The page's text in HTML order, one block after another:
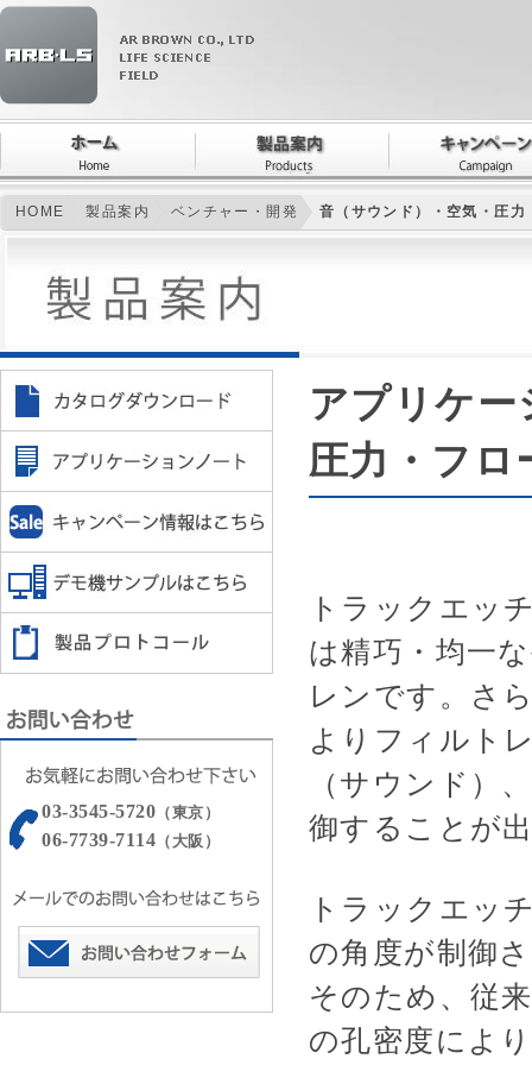
HOME 製品案内 ベンチャー・開発 音（サウンド）・空気・圧力
03-3545-5720 （東京）
06-7739-7114 （大阪）
アプリケー
圧力・フロ
トラックエッ
は精巧・均一
レンです。さ
よりフィルト
（サウンド）
御することが
トラックエッ
の角度が制御
そのため、従
の孔密度によ